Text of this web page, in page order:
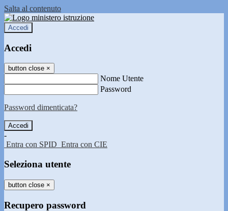
Salta al contenuto
Accedi
Accedi
button close ×
Nome Utente
Password
Password dimenticata?
-
Entra con SPID Entra con CIE
Seleziona utente
button close ×
Recupero password